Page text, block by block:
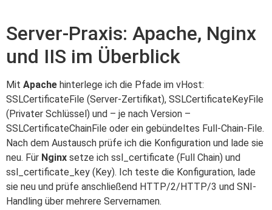
Server-Praxis: Apache, Nginx
und IIS im Überblick
Mit Apache hinterlege ich die Pfade im vHost:
SSLCertificateFile (Server-Zertifikat), SSLCertificateKeyFile
(Privater Schlüssel) und – je nach Version –
SSLCertificateChainFile oder ein gebündeltes Full-Chain-File.
Nach dem Austausch prüfe ich die Konfiguration und lade sie
neu. Für Nginx setze ich ssl_certificate (Full Chain) und
ssl_certificate_key (Key). Ich teste die Konfiguration, lade
sie neu und prüfe anschließend HTTP/2/HTTP/3 und SNI-
Handling über mehrere Servernamen.